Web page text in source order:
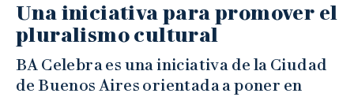
Una iniciativa para promover el
pluralismo cultural
BA Celebra es una iniciativa de la Ciudad
de Buenos Aires orientada a poner en